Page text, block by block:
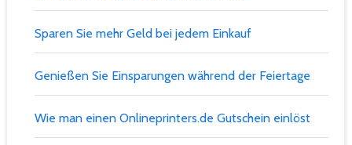
Sparen Sie mehr Geld bei jedem Einkauf
Genießen Sie Einsparungen während der Feiertage
Wie man einen Onlineprinters.de Gutschein einlöst